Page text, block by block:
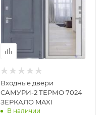
Входные двери
САМУРИ-2 ТЕРМО 7024
ЗЕРКАЛО MAXI
В наличии